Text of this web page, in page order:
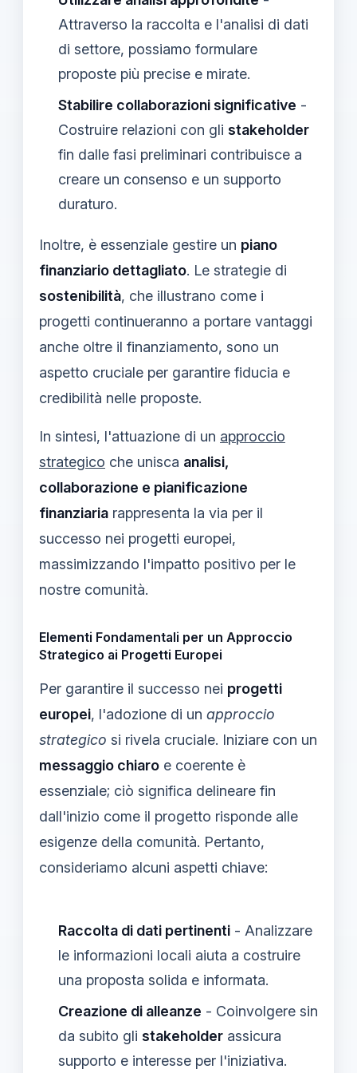
Attraverso la raccolta e l'analisi di dati
di settore, possiamo formulare
proposte più precise e mirate.
Stabilire collaborazioni significative -
Costruire relazioni con gli stakeholder
fin dalle fasi preliminari contribuisce a
creare un consenso e un supporto
duraturo.
Inoltre, è essenziale gestire un piano
finanziario dettagliato. Le strategie di
sostenibilità, che illustrano come i
progetti continueranno a portare vantaggi
anche oltre il finanziamento, sono un
aspetto cruciale per garantire fiducia e
credibilità nelle proposte.
In sintesi, l'attuazione di un approccio
strategico che unisca analisi,
collaborazione e pianificazione
finanziaria rappresenta la via per il
successo nei progetti europei,
massimizzando l'impatto positivo per le
nostre comunità.
Elementi Fondamentali per un Approccio
Strategico ai Progetti Europei
Per garantire il successo nei progetti
europei, l'adozione di un approccio
strategico si rivela cruciale. Iniziare con un
messaggio chiaro e coerente è
essenziale; ciò significa delineare fin
dall'inizio come il progetto risponde alle
esigenze della comunità. Pertanto,
consideriamo alcuni aspetti chiave:
Raccolta di dati pertinenti - Analizzare
le informazioni locali aiuta a costruire
una proposta solida e informata.
Creazione di alleanze - Coinvolgere sin
da subito gli stakeholder assicura
supporto e interesse per l'iniziativa.